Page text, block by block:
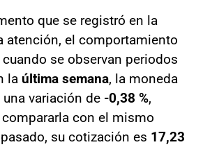
que se registró en la
atención, el comportamiento
se observan periodos
la última semana, la moneda
variación de -0,38 %,
con el mismo
su cotización es 17,23